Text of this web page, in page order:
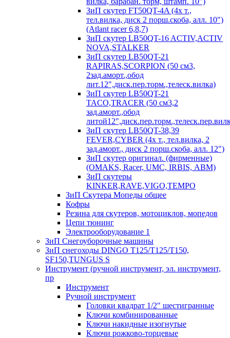
ЗиП скутер FT50QT-4A (4х т.,
тел.вилка, диск 2 порш.скоба, алл. 10")
(Atlant racer 6,8,7)
ЗиП скутер LB50QT-16 ACTIV,ACTIV
NOVA,STALKER
ЗиП скутер LB50QT-21
RAPIRAS,SCORPION (50 см3,
2зад.аморт.,обод
лит.12",диск.пер.торм.,телеск.вилка)
ЗиП скутер LB50QT-21
TACO,TRACER (50 см3,2
зад.аморт.,обод
ЗиП скутер LB50QT-38,39
FEVER,CYBER (4х т., тел.вилка, 2
зад.аморт., диск 2 порш.скоба, алл. 12")
ЗиП скутер оригинал. (фирменные)
(OMAKS, Racer, UMC, IRBIS, АВМ)
ЗиП скутеры
KINKER,RAVE,VIGO,TEMPO
ЗиП Скутера Мопеды общее
Кофры
Резина для скутеров, мотоциклов, мопедов
Цепи тюнинг
Электрооборудование 1
ЗиП Снегоуборочные машины
ЗиП снегоходы DINGO T125/T125/T150,
SF150,TUNGUS S
Инструмент (ручной инструмент, эл. инструмент,
пр
Инструмент
Ручной инструмент
Головки квадрат 1/2" шестигранные
Ключи комбинированные
Ключи накидные изогнутые
Ключи рожково-торцевые